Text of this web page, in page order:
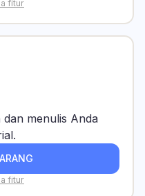
fitur
menulis Anda
fitur